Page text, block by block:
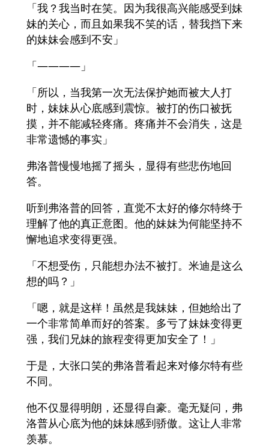
「我？我当时在笑。因为我很高兴能感受到妹
妹的关心，而且如果我不笑的话，替我挡下来
的妹妹会感到不安」
「————」
「所以，当我第一次无法保护她而被大人打
时，妹妹从心底感到震惊。被打的伤口被抚
摸，并不能减轻疼痛。疼痛并不会消失，这是
非常遗憾的事实」
弗洛普慢慢地摇了摇头，显得有些悲伤地回
答。
听到弗洛普的回答，直觉不太好的修尔特终于
理解了他的真正意图。他的妹妹为何能坚持不
懈地追求变得更强。
「不想受伤，只能想办法不被打。米迪是这么
想的吗？」
「嗯，就是这样！虽然是我妹妹，但她给出了
一个非常简单而好的答案。多亏了妹妹变得更
强，我们兄妹的旅程变得更加安全了！」
于是，大张口笑的弗洛普看起来对修尔特有些
不同。
他不仅显得明朗，还显得自豪。毫无疑问，弗
洛普从心底为他的妹妹感到骄傲。这让人非常
羡慕。